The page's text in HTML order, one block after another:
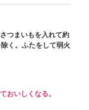
つまいもを入れて約
く。ふたをして弱火
おいしくなる。